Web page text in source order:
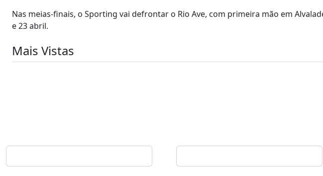
Nas meias-finais, o Sporting vai defrontar o Rio Ave, com primeira mão em
e 23 abril.
Mais Vistas